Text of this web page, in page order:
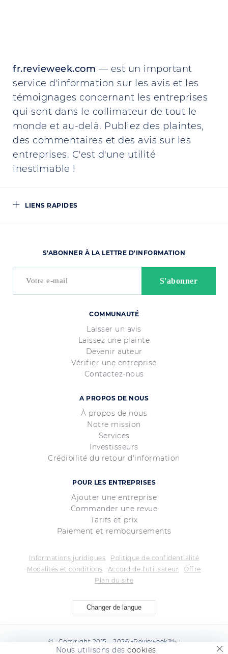
fr.revieweek.com — est un important
service d'information sur les avis et les
témoignages concernant les entreprises
qui sont dans le collimateur de tout le
monde et au-delà. Publiez des plaintes,
des commentaires et des avis sur les
entreprises. C'est d'une utilité
inestimable !
LIENS RAPIDES
COMMUNAUTÉ
Laisser un avis
Laissez une plainte
Devenir auteur
Vérifier une entreprise
Contactez-nous
A PROPOS DE NOUS
À propos de nous
Notre mission
Services
Investisseurs
Crédibilité du retour d'information
POUR LES ENTREPRISES
Ajouter une entreprise
Commander une revue
Tarifs et prix
Paiement et remboursements
S'ABONNER À LA LETTRE D'INFORMATION
Informations juridiques
Politique de confidentialité
Modalités et conditions
Accord de l'utilisateur
Offre
Plan du site
Changer de langue
© ; Copyright 2015—2026 «Revieweek™» ;
Nous utilisons descookies.